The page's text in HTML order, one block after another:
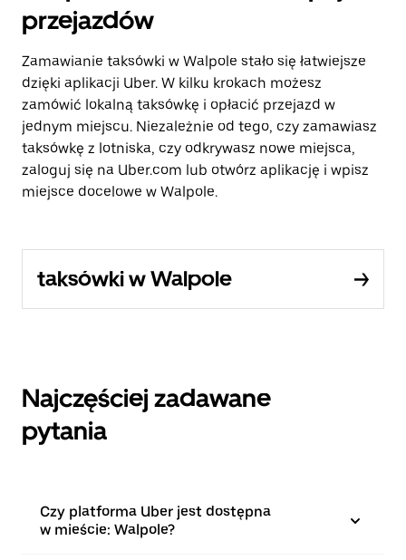
przejazdów
Zamawianie taksówki w Walpole stało się łatwiejsze
dzięki aplikacji Uber. W kilku krokach możesz
zamówić lokalną taksówkę i opłacić przejazd w
jednym miejscu. Niezależnie od tego, czy zamawiasz
taksówkę z lotniska, czy odkrywasz nowe miejsca,
zaloguj się na Uber.com lub otwórz aplikację i wpisz
miejsce docelowe w Walpole.
taksówki w Walpole
Najczęściej zadawane
pytania
Czy platforma Uber jest dostępna
w mieście: Walpole?